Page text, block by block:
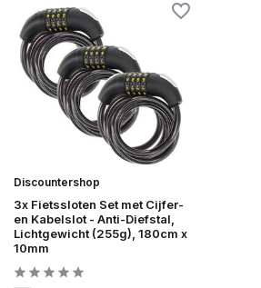
Discountershop
3x Fietssloten Set met Cijfer-
en Kabelslot - Anti-Diefstal,
Lichtgewicht (255g), 180cm x
10mm